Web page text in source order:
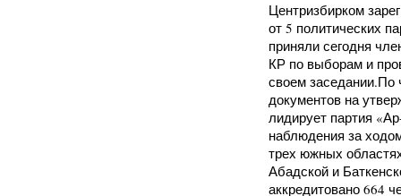
Центризбирком
от 5 политических
приняли сегодня
КР по выборам и
своем заседании.По
документов на
лидирует партия
наблюдения за
трех южных
Абадской и
аккредитовано 664